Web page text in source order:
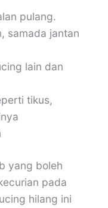
pulang.
samada jantan
lain dan
tikus,
yang boleh
pada
hilang ini